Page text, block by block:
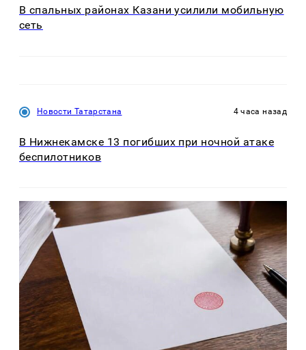
В спальных районах Казани усилили мобильную
сеть
Новости Татарстана 4 часа назад
В Нижнекамске 13 погибших при ночной атаке
беспилотников